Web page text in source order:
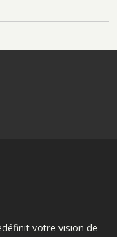
votre vision de